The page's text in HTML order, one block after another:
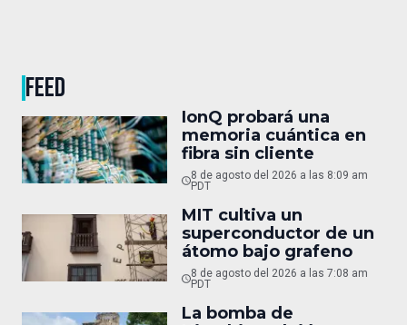
FEED
IonQ probará una
memoria cuántica en
fibra sin cliente
8 de agosto del 2026 a las 8:09 am
PDT
MIT cultiva un
superconductor de un
átomo bajo grafeno
8 de agosto del 2026 a las 7:08 am
PDT
La bomba de